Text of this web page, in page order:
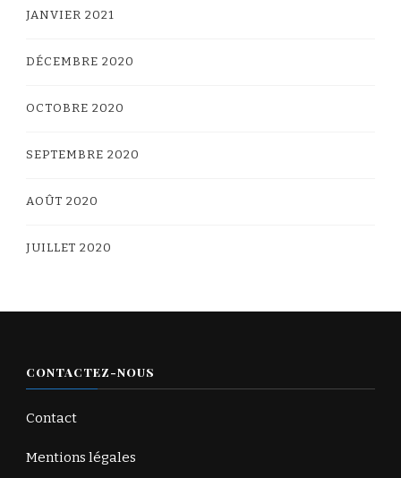
JANVIER 2021
DÉCEMBRE 2020
OCTOBRE 2020
SEPTEMBRE 2020
AOÛT 2020
JUILLET 2020
CONTACTEZ-NOUS
Contact
Mentions légales